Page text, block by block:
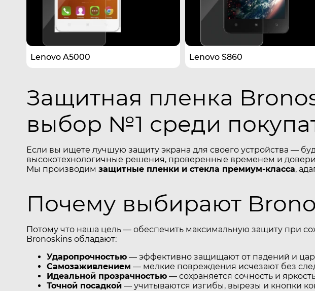
Lenovo A5000 Lenovo S860
Защитная пленка
выбор №1 среди
Если вы ищете лучшую защиту экрана для своего устройства —
высокотехнологичные решения, проверенные временем и
Мы производим защитные пленки и стекла премиум-класса,
Почему выбирают
Потому что наша цель — обеспечить максимальную защиту при
Bronoskins обладают:
Ударопрочностью — эффективно защищают от падений и
Самозаживлением — мелкие повреждения исчезают без
Идеальной прозрачностью — сохраняется сочность и
Точной посадкой — учитываются изгибы, вырезы и кнопки